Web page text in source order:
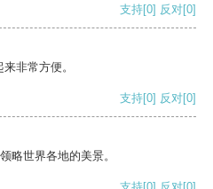
支持[0] 反对[0]
非常方便。
支持[0] 反对[0]
略世界各地的美景。